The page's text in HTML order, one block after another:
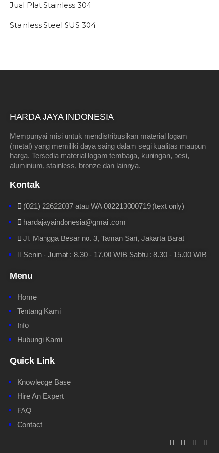
Jual Plat Stainless 304
Stainless Steel SUS 304
HARDA JAYA INDONESIA
Mempunyai misi untuk mendistribusikan material logam
(metal) yang memiliki daya saing dalam segi kualitas maupun
harga. Tersedia material logam tembaga, kuningan, besi,
aluminium, stainless, bronze dan lainnya.
Kontak
(021) 22622037 atau WA 082213000719 (text only)
hardajayaindonesia@gmail.com
Jl. Mangga Besar no. 3, Taman Sari, Jakarta Barat
Senin - Jumat : 8.30 - 17.00 WIB Sabtu : 8.30 - 15.00 WIB
Menu
Home
Tentang Kami
Info
Hubungi Kami
Quick Link
Knowledge Base
Hire An Expert
FAQ
Contact